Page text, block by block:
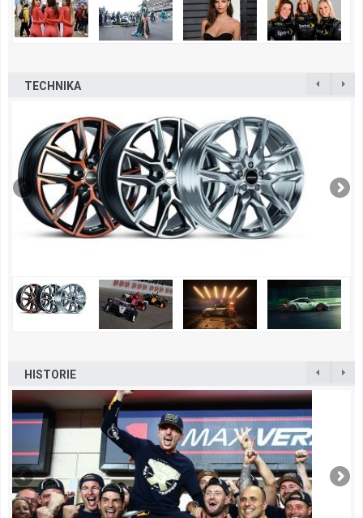
TECHNIKA
HISTORIE